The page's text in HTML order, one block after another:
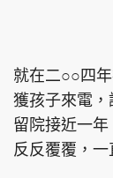
就在二○○四
獲孩子來電
留院接近一
反反覆覆，一